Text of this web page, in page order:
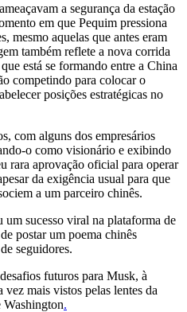
a segurança da estação
em que Pequim pressiona
mesmo aquelas que antes eram
também reflete a nova corrida
está se formando entre a China
competindo para colocar o
posições estratégicas no
com alguns dos empresários
o como visionário e exibindo
rara aprovação oficial para operar
da exigência usual para que
a um parceiro chinês.
sucesso viral na plataforma de
postar um poema chinês
seguidores.
futuros para Musk, à
vez mais vistos pelas lentes da
Washington.